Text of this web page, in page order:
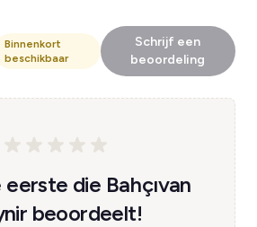
Binnenkort
beschikbaar
Schrijf een
beoordeling
die Bahçıvan
beoordeelt!